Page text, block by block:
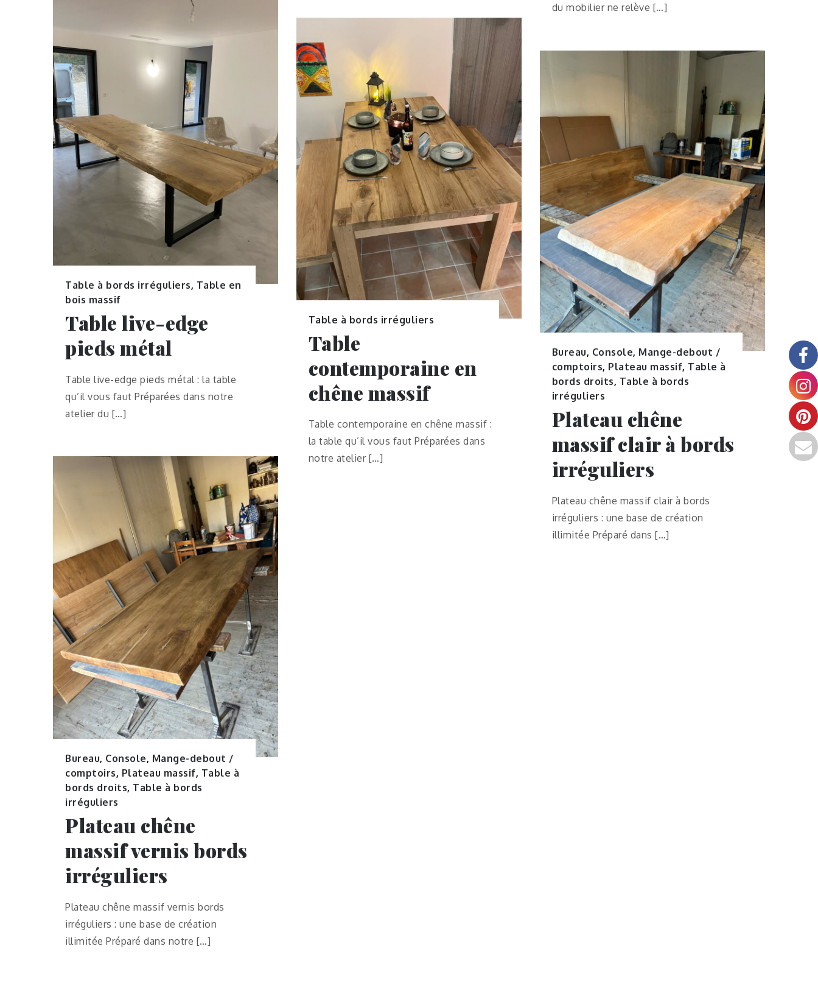
du mobilier ne relève […]
Table à bords irréguliers, Table en
bois massif
Table live-edge
pieds métal
Table live-edge pieds métal : la table
qu’il vous faut Préparées dans notre
atelier du […]
Table à bords irréguliers
Table
contemporaine en
chêne massif
Table contemporaine en chêne massif :
la table qu’il vous faut Préparées dans
notre atelier […]
Bureau, Console, Mange-debout /
comptoirs, Plateau massif, Table à
bords droits, Table à bords
irréguliers
Plateau chêne
massif clair à bords
irréguliers
Plateau chêne massif clair à bords
irréguliers : une base de création
illimitée Préparé dans […]
Bureau, Console, Mange-debout /
comptoirs, Plateau massif, Table à
bords droits, Table à bords
irréguliers
Plateau chêne
massif vernis bords
irréguliers
Plateau chêne massif vernis bords
irréguliers : une base de création
illimitée Préparé dans notre […]